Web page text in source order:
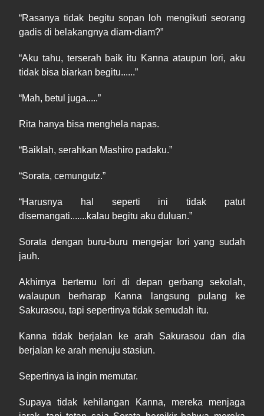
“Rasanya tidak begitu sopan loh mengikuti seorang
gadis di belakangnya diam-diam?”
“Aku tahu, terserah baik itu Kanna ataupun Iori, aku
tidak bisa biarkan begitu......”
“Mah, betul juga.....”
Rita hanya bisa menghela napas.
“Baiklah, serahkan Mashiro padaku.”
“Sorata, cemungutz.”
“Harusnya
hal seperti ini tidak patut
disemangati.......kalau begitu aku duluan.”
Sorata dengan buru-buru mengejar Iori yang sudah
jauh.
Akhirnya bertemu Iori di
depan gerbang sekolah,
walaupun berharap Kanna langsung pulang ke
Sakurasou, tapi sepertinya tidak semudah itu.
Kanna tidak berjalan ke arah Sakurasou dan dia
berjalan ke arah menuju stasiun.
Sepertinya ia ingin memutar.
Supaya tidak kehilangan Kanna, mereka menjaga